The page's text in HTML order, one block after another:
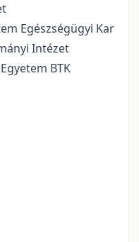
Egészségügyi Kar
Intézet
BTK